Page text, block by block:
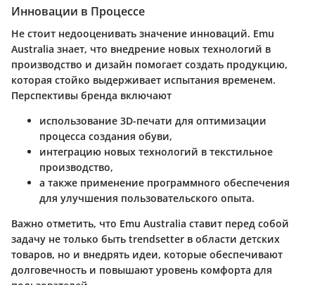
Инновации в Процессе
Не стоит недооценивать значение инноваций. Emu
Australia знает, что внедрение новых технологий в
производство и дизайн помогает создать продукцию,
которая стойко выдерживает испытания временем.
Перспективы бренда включают
использование 3D-печати для оптимизации
процесса создания обуви,
интеграцию новых технологий в текстильное
производство,
а также применение программного обеспечения
для улучшения пользовательского опыта.
Важно отметить, что Emu Australia ставит перед собой
задачу не только быть trendsetter в области детских
товаров, но и внедрять идеи, которые обеспечивают
долговечность и повышают уровень комфорта для